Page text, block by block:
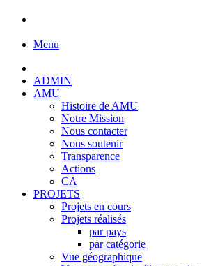
Menu
ADMIN
AMU
Histoire de AMU
Notre Mission
Nous contacter
Nous soutenir
Transparence
Actions
CA
PROJETS
Projets en cours
Projets réalisés
par pays
par catégorie
Vue géographique